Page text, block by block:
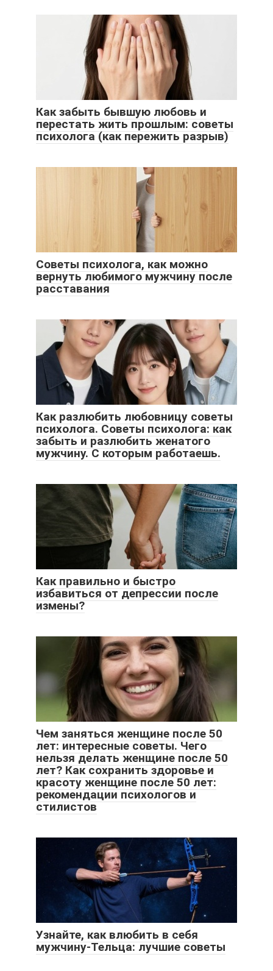
Как забыть бывшую любовь и
перестать жить прошлым: советы
психолога (как пережить разрыв)
Советы психолога, как можно
вернуть любимого мужчину после
расставания
Как разлюбить любовницу советы
психолога. Советы психолога: как
забыть и разлюбить женатого
мужчину. C которым работаешь.
Как правильно и быстро
избавиться от депрессии после
измены?
Чем заняться женщине после 50
лет: интересные советы. Чего
нельзя делать женщине после 50
лет? Как сохранить здоровье и
красоту женщине после 50 лет:
рекомендации психологов и
стилистов
Узнайте, как влюбить в себя
мужчину-Тельца: лучшие советы